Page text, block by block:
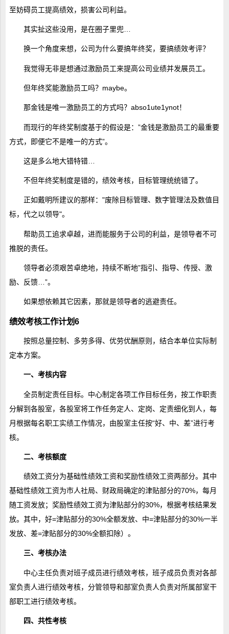
至妨碍员工提高绩效，损害公司利益。
其实扯这些没用，是在圈子里兜…
换一个角度来想，公司为什么要搞年终奖，要搞绩效考评？
我觉得无非是想通过激励员工来提高公司业绩并发展员工。
但年终奖能激励员工吗？maybe。
那金钱是唯一激励员工的方式吗？abso1ute1ynot！
而现行的年终奖制度基于的假设是：”金钱是激励员工的最重要
方式，即便它不是唯一的方式”。
这是多么地大错特错…
不但年终奖制度是错的，绩效考核，目标管理统统错了。
正如戴明所建议的那样："废除目标管理、数字管理法及数值目
标，代之以领导"。
帮助员工追求卓越，进而能服务于公司的利益，是领导者不可
推脱的责任。
领导者必须艰苦卓绝地，持续不断地”指引、指导、传授、激
励、反馈…”。
如果想依赖其它因素，那就是领导者的逃避责任。
绩效考核工作计划6
按照总量控制、多劳多得、优劳优酬原则，结合本单位实际制
定本方案。
一、考核内容
全员制定责任目标。中心制定各项工作目标任务，按工作职责
分解到各股室，各股室将工作任务定人、定岗、定责细化到人，每
月根据每名职工实绩工作情况，由股室主任按“好、中、差”进行考
核。
二、考核额度
绩效工资分为基础性绩效工资和奖励性绩效工资两部分。其中
基础性绩效工资为市人社局、财政局确定的津贴部分的70%，每月
随工资发放；奖励性绩效工资为津贴部分的30%，根据考核结果发
放。其中，好=津贴部分的30%全额发放、中=津贴部分的30%一半
发放、差=津贴部分的30%全额扣除）。
三、考核办法
中心主任负责对班子成员进行绩效考核，班子成员负责对各部
室负责人进行绩效考核，分管领导和部室负责人负责对所属部室干
部职工进行绩效考核。
四、共性考核